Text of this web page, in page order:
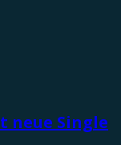
neue Single